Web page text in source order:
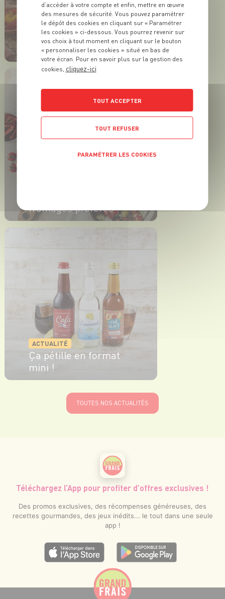
ACTUALITÉ
L’apéro prend des airs
d’été !
EN SAVOIR PLUS
fromages préférés !
EN SAVOIR PLUS
ACTUALITÉ
Ça pétille en format
mini !
TOUTES NOS ACTUALITÉS
Téléchargez l’App pour profiter d’offres exclusives !
Des promos exclusives, des récompenses généreuses, des
recettes gourmandes, des jeux inédits... le tout dans une seule
app !
d’accéder à votre compte et enfin, mettre en œuvre
des mesures de sécurité. Vous pouvez paramétrer
le dépôt des cookies en cliquant sur « Paramétrer
les cookies » ci-dessous. Vous pourrez revenir sur
vos choix à tout moment en cliquant sur le bouton
« personnaliser les cookies » situé en bas de
votre écran. Pour en savoir plus sur la gestion des
cookies, cliquez-ici
TOUT ACCEPTER
TOUT REFUSER
PARAMÉTRER LES COOKIES